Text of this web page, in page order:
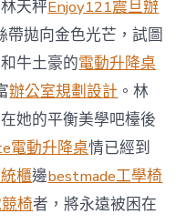
價
值
凸
顯 億
嵐
室
內
設
計
過
往
天秤Enjoy121震旦辦
帶拋向金色光芒，試圖
和牛土豪的電動升降桌
辦公室規劃設計 。林
她的平衡美學吧檯後
電動升降桌情已經到
櫃邊bestmade工學椅
椅者，將永遠被困在